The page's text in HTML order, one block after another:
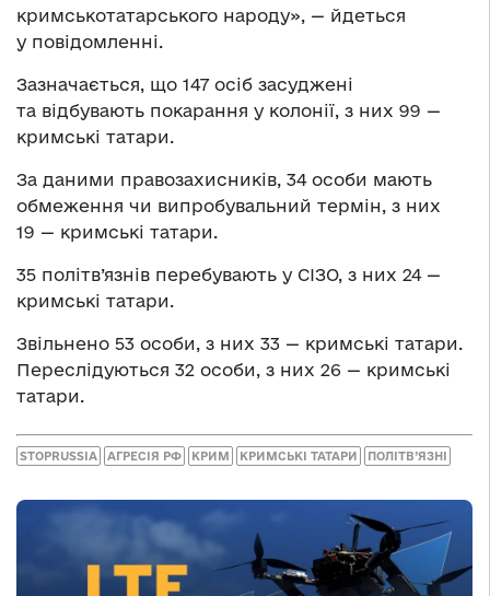
кримськотатарського народу», — йдеться
у повідомленні.
Зазначається, що 147 осіб засуджені
та відбувають покарання у колонії, з них 99 —
кримські татари.
За даними правозахисників, 34 особи мають
обмеження чи випробувальний термін, з них
19 — кримські татари.
35 політв’язнів перебувають у СІЗО, з них 24 —
кримські татари.
Звільнено 53 особи, з них 33 — кримські татари.
Переслідуються 32 особи, з них 26 — кримські
татари.
STOPRUSSIA АГРЕСІЯ РФ КРИМ КРИМСЬКІ ТАТАРИ ПОЛІТВ’ЯЗНІ